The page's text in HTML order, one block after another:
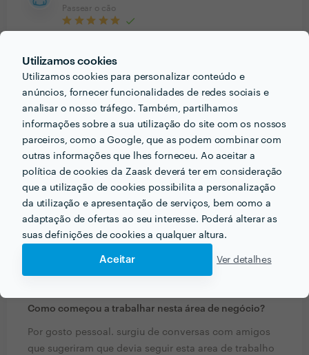
Utilizamos cookies
Utilizamos cookies para personalizar conteúdo e
anúncios, fornecer funcionalidades de redes sociais e
analisar o nosso tráfego. Também, partilhamos
informações sobre a sua utilização do site com os nossos
parceiros, como a Google, que as podem combinar com
outras informações que lhes forneceu. Ao aceitar a
política de cookies da Zaask deverá ter em consideração
que a utilização de cookies possibilita a personalização
da utilização e apresentação de serviços, bem como a
adaptação de ofertas ao seu interesse. Poderá alterar as
suas definições de cookies a qualquer altura.
Aceitar Ver detalhes
Passear o cão
Super eficiente, simpatico e profissional! Recomendo
vivamente!! 5 estrelas!!
PERGUNTAS E RESPOSTAS
Que conselhos daria a alguém que quer contratar
profissionais do seu sector? Há algo fundamental a ter
em conta?
Que procure alguém com que crie uma empatia e que
perceba que o profissional que lhe esta a prestar o
serviço não o faz so pelo dinheiro mas por gosto.
Como começou a trabalhar nesta área de negócio?
Por gosto pessoal. surgiu de conversas com amigos
que sugeriram que devia seguir esta area de trabalho